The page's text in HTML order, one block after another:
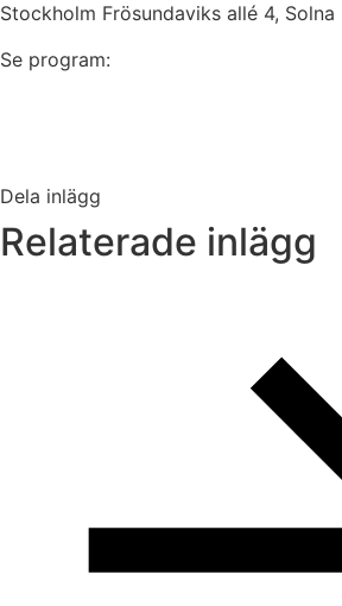
Stockholm Frösundaviks allé 4, Solna
Se program:
Dela inlägg
Relaterade inlägg